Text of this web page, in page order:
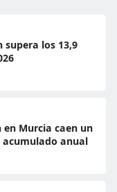
supera los 13,9
en Murcia caen un
acumulado anual